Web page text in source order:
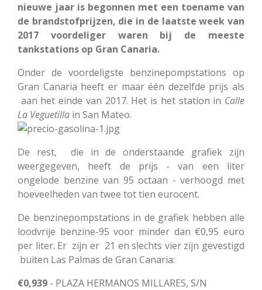
nieuwe jaar is begonnen met een toename van
de brandstofprijzen, die in de laatste week van
2017 voordeliger waren bij de meeste
tankstations op Gran Canaria.
Onder de voordeligste benzinepompstations op
Gran Canaria heeft er maar één dezelfde prijs als
aan het einde van 2017. Het is het station in Calle
La Veguetilla in San Mateo.
De rest, die in de onderstaande grafiek zijn
weergegeven, heeft de prijs - van een liter
ongelode benzine van 95 octaan - verhoogd met
hoeveelheden van twee tot tien eurocent.
De benzinepompstations in de grafiek hebben alle
loodvrije benzine-95 voor minder dan €0,95 euro
per liter. Er zijn er 21 en slechts vier zijn gevestigd
buiten Las Palmas de Gran Canaria:
€0,939 - PLAZA HERMANOS MILLARES, S/N